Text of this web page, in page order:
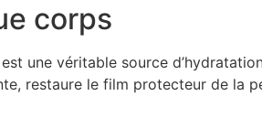
corps
une véritable source
restaure le film protecteur de la